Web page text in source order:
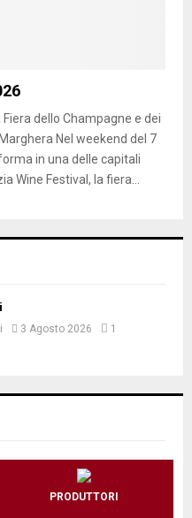
dello Champagne e dei
Nel weekend del 7
in una delle capitali
Wine Festival, la fiera...
3 Agosto 2026 1
PRODUTTORI